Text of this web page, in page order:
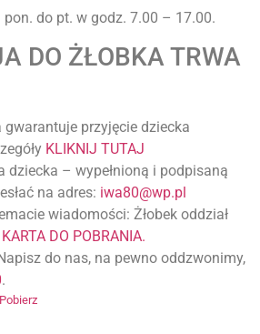
pon. do pt. w godz. 7.00 – 17.00.
DO ŻŁOBKA TRWA
gwarantuje przyjęcie dziecka
KLIKNIJ TUTAJ
dziecka – wypełnioną i podpisaną
na adres: iwa80@wp.pl
wiadomości: Żłobek oddział
KARTA DO POBRANIA.
do nas, na pewno oddzwonimy,
.
Pobierz